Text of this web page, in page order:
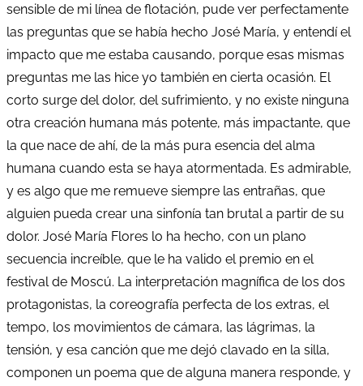
sensible de mi línea de flotación, pude ver perfectamente
las preguntas que se había hecho José María, y entendí el
impacto que me estaba causando, porque esas mismas
preguntas me las hice yo también en cierta ocasión. El
corto surge del dolor, del sufrimiento, y no existe ninguna
otra creación humana más potente, más impactante, que
la que nace de ahí, de la más pura esencia del alma
humana cuando esta se haya atormentada. Es admirable,
y es algo que me remueve siempre las entrañas, que
alguien pueda crear una sinfonía tan brutal a partir de su
dolor. José María Flores lo ha hecho, con un plano
secuencia increíble, que le ha valido el premio en el
festival de Moscú. La interpretación magnífica de los dos
protagonistas, la coreografía perfecta de los extras, el
tempo, los movimientos de cámara, las lágrimas, la
tensión, y esa canción que me dejó clavado en la silla,
componen un poema que de alguna manera responde, y